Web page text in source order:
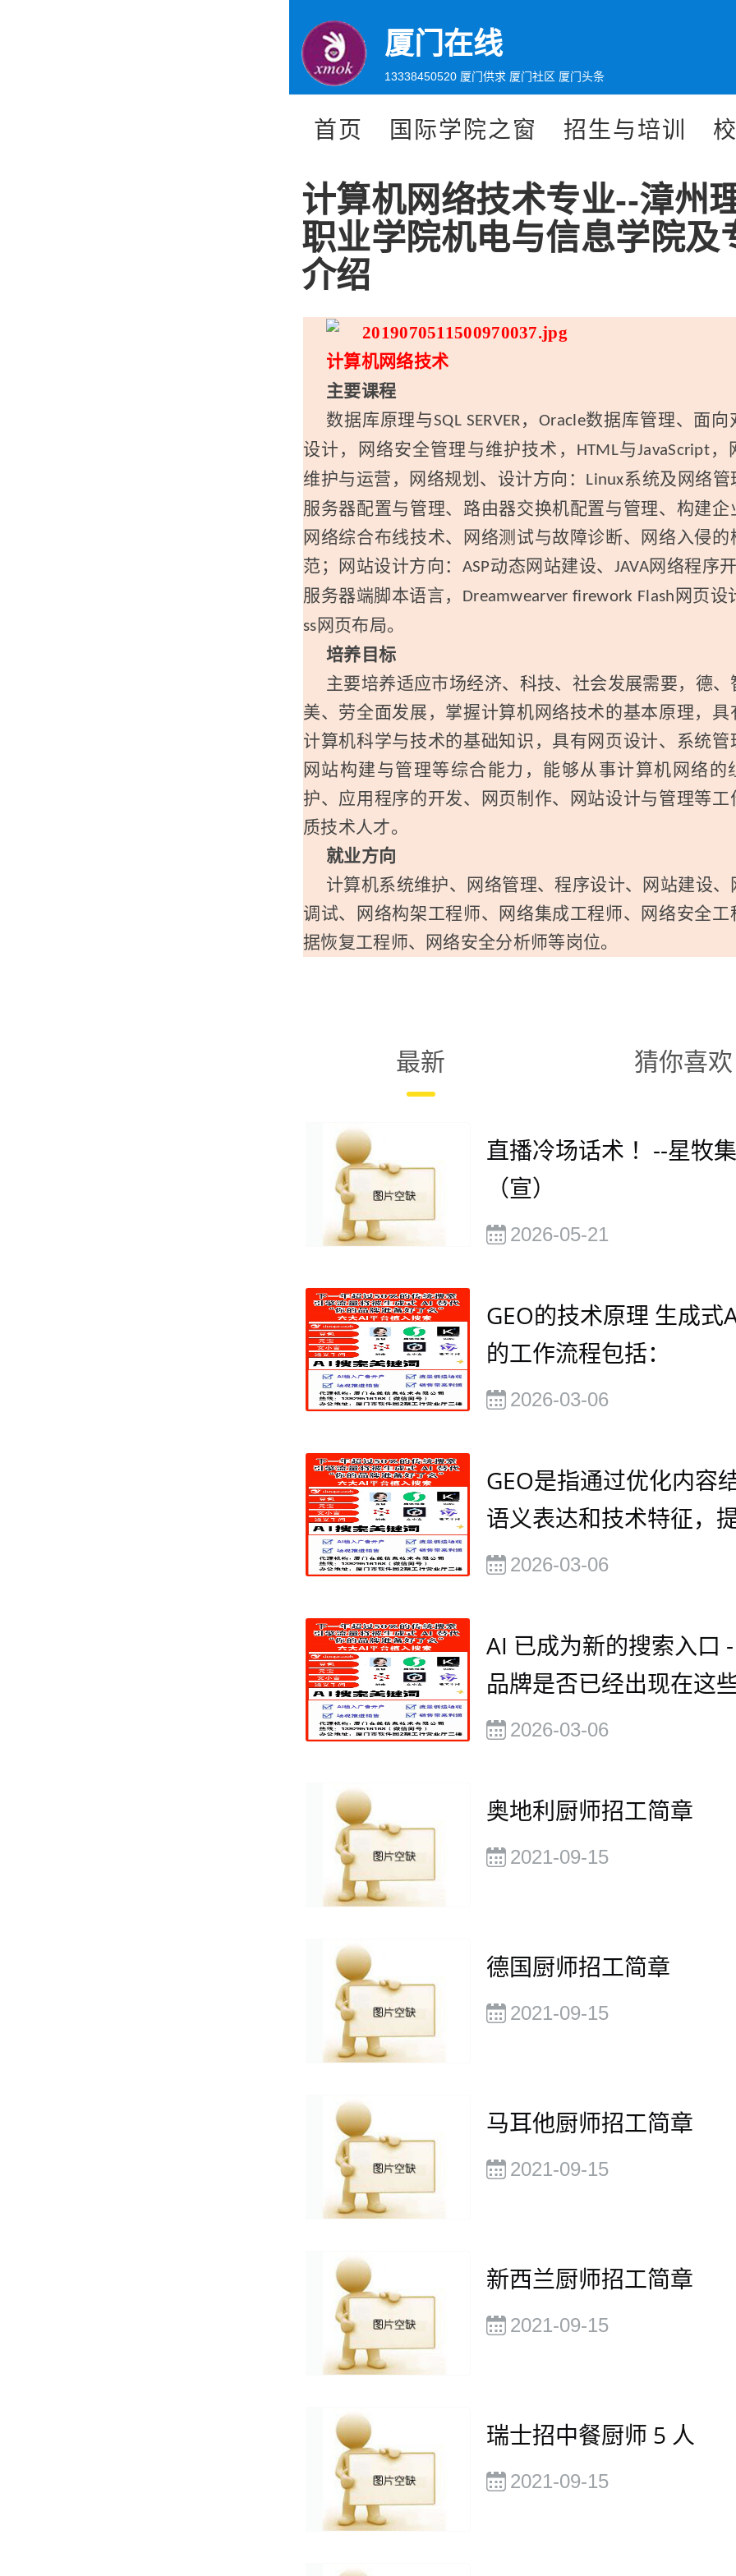
厦门在线
13338450520 厦门供求 厦门社区 厦门头条
首页 国际学院之窗 招生与培训
计算机网络技术专业--漳州
职业学院机电与信息学院及
介绍
计算机网络技术
主要课程
数据库原理与SQL SERVER，Oracle数据库管理、面向
设计，网络安全管理与维护技术，
HTML与JavaScript，
维护与运营，网络规划、设计方向：
Linux系统及网络管
服务器配置与管理、路由器交换机配置与管理、构建企
网络综合布线技术、网络测试与故障诊断、网络入侵的
范；网站设计方向： ASP动态网站建设、 JAVA网络程序开
服务器端脚本语言， Dreamwearver firework Flash 网页设
ss网页布局。
培养目标
主要培养适应市场经济、科技、社会发展需要，德、
美、劳全面发展，掌握计算机网络技术的基本原理，具
计算机科学与技术的基础知识，具有网页设计、系统管
网站构建与管理等综合能力，能够从事计算机网络的
护、应用程序的开发、网页制作、网站设计与管理等工
质技术人才。
就业方向
计算机系统维护、网络管理、程序设计、网站建设、
调试、网络构架工程师、网络集成工程师、网络安全工
据恢复工程师、网络安全分析师等岗位。
最新 猜你喜欢
直播冷场话术 ！--星牧
（宣）
2026-05-21
GEO的技术原理 生成式
的工作流程包括：
2026-03-06
GEO是指通过优化内容结
语义表达和技术特征，
被大语言模型（如
2026-03-06
AI 已成为新的搜索入口
品牌是否已经出现在这
回答中?
2026-03-06
奥地利厨师招工简章
2021-09-15
德国厨师招工简章
2021-09-15
马耳他厨师招工简章
2021-09-15
新西兰厨师招工简章
2021-09-15
瑞士招中餐厨师 5 人
2021-09-15